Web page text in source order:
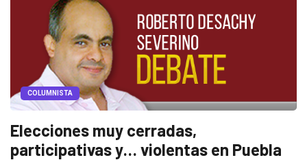
COLUMNISTA
Elecciones muy cerradas,
participativas y… violentas en Puebla